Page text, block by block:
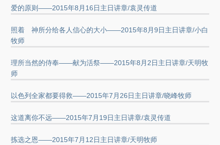
爱的原则——2015年8月16日主日讲章/袁灵传道
照着 神所分给各人信心的大小——2015年8月9日主日讲章/小白
牧师
理所当然的侍奉——献为活祭——2015年8月2日主日讲章/天明牧
师
以色列全家都要得救——2015年7月26日主日讲章/晓峰牧师
这道离你不远——2015年7月19日主日讲章/袁灵传道
拣选之恩——2015年7月12日主日讲章/天明牧师